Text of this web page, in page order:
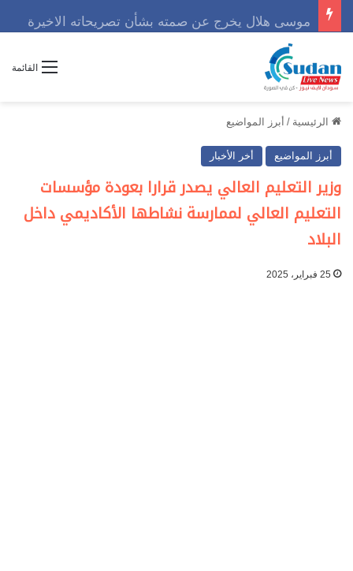
موسى هلال يخرج عن صمته بشأن تصريحاته الاخيرة
القائمة
الرئيسية / أبرز المواضيع
أبرز المواضيع أخر الأخبار
وزير التعليم العالي يصدر قرارا بعودة مؤسسات
التعليم العالي لممارسة نشاطها الأكاديمي داخل
البلاد
25 فبراير، 2025